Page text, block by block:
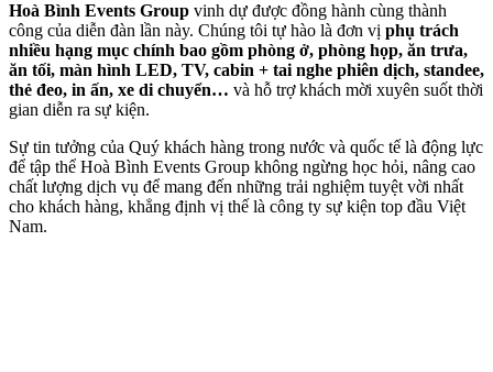
️Hoà Bình Events Group vinh dự được đồng hành cùng thành
công của diễn đàn lần này. Chúng tôi tự hào là đơn vị phụ trách
nhiều hạng mục chính bao gồm phòng ở, phòng họp, ăn trưa,
ăn tối, màn hình LED, TV, cabin + tai nghe phiên dịch, standee,
thẻ đeo, in ấn, xe di chuyển… và hỗ trợ khách mời xuyên suốt thời
gian diễn ra sự kiện.
Sự tin tưởng của Quý khách hàng trong nước và quốc tế là động lực
để tập thể Hoà Bình Events Group không ngừng học hỏi, nâng cao
chất lượng dịch vụ để mang đến những trải nghiệm tuyệt vời nhất
cho khách hàng, khẳng định vị thế là công ty sự kiện top đầu Việt
Nam.